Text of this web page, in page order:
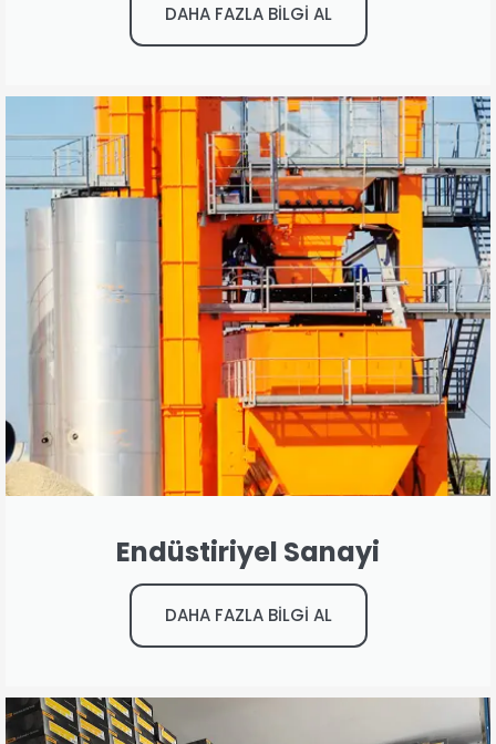
DAHA FAZLA BİLGİ AL
Endüstiriyel Sanayi
DAHA FAZLA BİLGİ AL